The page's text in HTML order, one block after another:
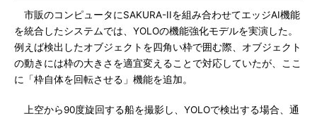
市販のコンピュータにSAKURA-IIを組み合わせてエッジAI機能
を統合したシステムでは、YOLOの機能強化モデルを実演した。
例えば検出したオブジェクトを四角い枠で囲む際、オブジェクト
の動きには枠の大きさを適宜変えることで対応していたが、ここ
に「枠自体を回転させる」機能を追加。
上空から90度旋回する船を撮影し、YOLOで検出する場合、通